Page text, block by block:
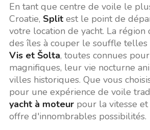
En tant que centre de voile le
Croatie, Splitest le point de
votre location de yacht. La région
des îles à couper le souffle telles
Vis et Šolta, toutes connues
magnifiques, leur vie nocturne
villes historiques. Que vous
pour une expérience de voile
yacht à moteurpour la vitesse
offre d'innombrables possibilités.